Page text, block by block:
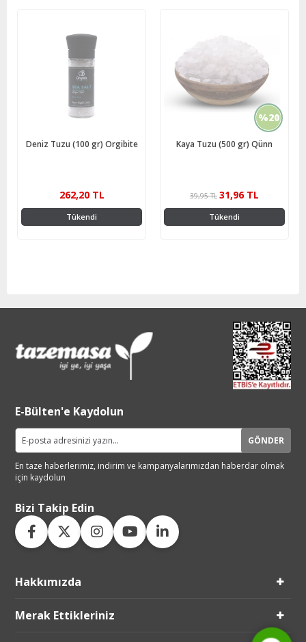
Deniz Tuzu (100 gr) Orgibite
262,20 TL
Tükendi
%20
Kaya Tuzu (500 gr) Qünn
31,96 TL
39,95 TL
Tükendi
E-Bülten'e Kaydolun
GÖNDER
En taze haberlerimiz, indirim ve kampanyalarımızdan haberdar olmak
için kaydolun
Bizi Takip Edin
Hakkımızda
Merak Ettikleriniz